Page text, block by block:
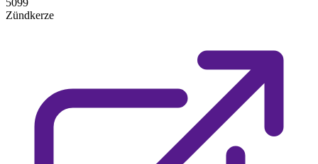
5099
Zündkerze